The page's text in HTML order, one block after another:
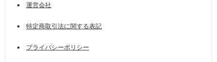
運営会社
特定商取引法に関する表記
プライバシーポリシー